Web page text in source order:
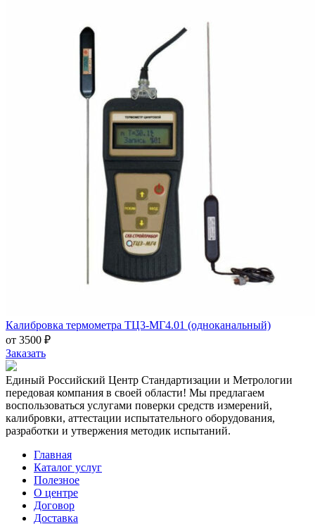
Калибровка термометра ТЦ3-МГ4.01 (одноканальный)
от 3500 ₽
Заказать
Единый Российский Центр Стандартизации и Метрологии
передовая компания в своей области! Мы предлагаем
воспользоваться услугами поверки средств измерений,
калибровки, аттестации испытательного оборудования,
разработки и утвержения методик испытаний.
Главная
Каталог услуг
Полезное
О центре
Договор
Доставка